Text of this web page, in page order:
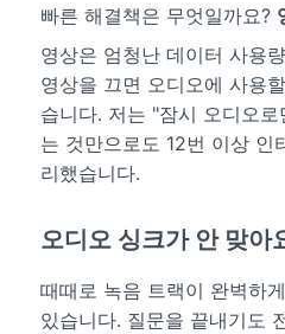
빠른 해결책은 무엇일까요?
영상은 엄청난 데이터 사용
영상을 끄면 오디오에 사용
습니다. 저는 "잠시 오디오
는 것만으로도 12번 이상 인
리했습니다.
오디오 싱크가 안 맞아
때때로 녹음 트랙이 완벽하
있습니다. 질문을 끝내기도